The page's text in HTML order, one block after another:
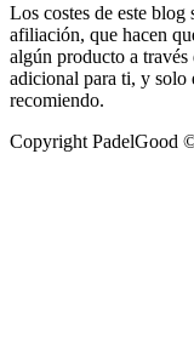
Los costes de este blog
afiliación, que hacen
algún producto a
adicional para ti, y solo
recomiendo.
Copyright PadelGood